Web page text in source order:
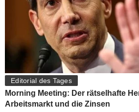
Editorial des Tages
Morning Meeting: Der rätselhafte
Arbeitsmarkt und die Zinsen